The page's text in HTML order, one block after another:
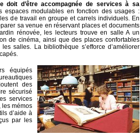
doit d’être accompagnée de services à sa
espaces modulables en fonction des usages :
de travail en groupe et carrels individuels. En
sa venue en réservant places et documents
rénovée, les lecteurs trouve en salle A un
de cinéma, ainsi que des places confortables
salles. La bibliothèque s’efforce d’améliorer
équipés
des
sécurisé
services
les mémos
d’aide à
par les